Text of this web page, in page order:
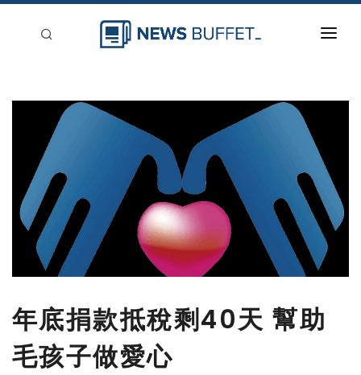
新聞稿分類
刊登
年底捐款抵稅剩40天 幫助
毛孩子做愛心